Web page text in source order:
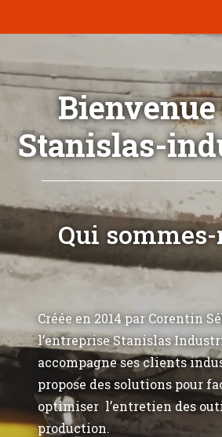
Stanislas-
Qui
Créée en 2014 par Corentin
l’entreprise Stanislas
accompagne ses clients
propose des solutions pour
optimiser l’entretien des
production.